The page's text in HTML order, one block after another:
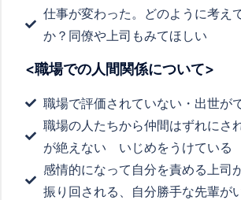
仕事が変わった。どのように考え
か？同僚や上司もみてほしい
<職場での人間関係について>
職場で評価されていない・出世が
職場の人たちから仲間はずれに
が絶えない いじめをうけている
感情的になって自分を責める上
振り回される、自分勝手な先輩が